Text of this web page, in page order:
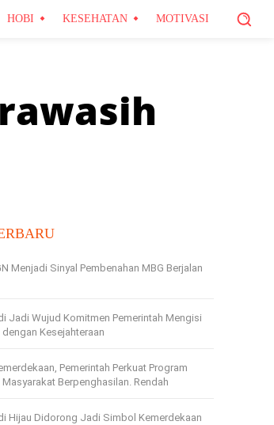
HOBI KESEHATAN MOTIVASI
Menjadi Sinyal Pembenahan MBG Berjalan
Jadi Wujud Komitmen Pemerintah Mengisi
Kesejahteraan
Pemerintah Perkuat Program
Berpenghasilan. Rendah
Hijau Didorong Jadi Simbol Kemerdekaan